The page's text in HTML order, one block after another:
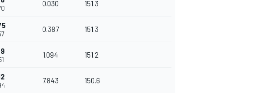
0.030 151.3
0.387 151.3
1.094 151.2
7.843 150.6